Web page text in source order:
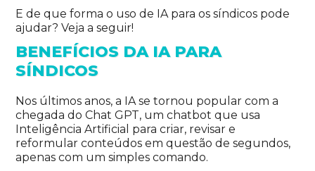
E de que forma o uso de IA para os síndicos pode
ajudar? Veja a seguir!
BENEFÍCIOS DA IA PARA
SÍNDICOS
Nos últimos anos, a IA se tornou popular com a
chegada do Chat GPT, um chatbot que usa
Inteligência Artificial para criar, revisar e
reformular conteúdos em questão de segundos,
apenas com um simples comando.